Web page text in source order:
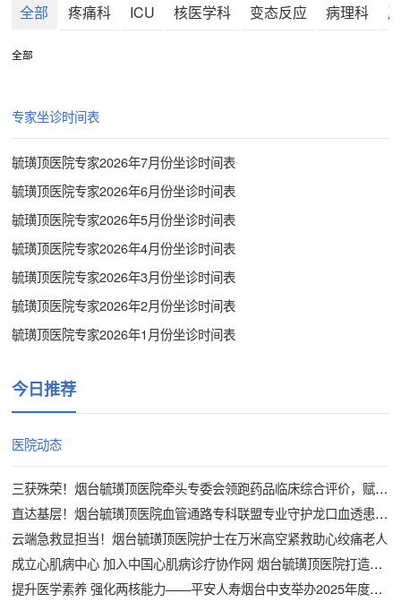
全部 疼痛科 ICU 核医学科 变态反应 病理科
全部
专家坐诊时间表
毓璜顶医院专家2026年7月份坐诊时间表
毓璜顶医院专家2026年6月份坐诊时间表
毓璜顶医院专家2026年5月份坐诊时间表
毓璜顶医院专家2026年4月份坐诊时间表
毓璜顶医院专家2026年3月份坐诊时间表
毓璜顶医院专家2026年2月份坐诊时间表
毓璜顶医院专家2026年1月份坐诊时间表
今日推荐
医院动态
三获殊荣！烟台毓璜顶医院牵头专委会领跑药品临床综合评价，赋能医院药学高质量发展
直达基层！烟台毓璜顶医院血管通路专科联盟专业守护龙口血透患者“生命线”
云端急救显担当！烟台毓璜顶医院护士在万米高空紧救助心绞痛老人
成立心肌病中心 加入中国心肌病诊疗协作网 烟台毓璜顶医院打造心肌病区域精准诊疗新高地
提升医学素养 强化两核能力——平安人寿烟台中支举办2025年度专项技能培训